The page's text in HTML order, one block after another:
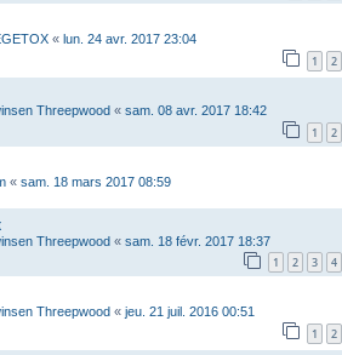
« lun. 24 avr. 2017 23:04
1 2
Threepwood « sam. 08 avr. 2017 18:42
1 2
« sam. 18 mars 2017 08:59
Threepwood « sam. 18 févr. 2017 18:37
1 2 3 4
Threepwood « jeu. 21 juil. 2016 00:51
1 2